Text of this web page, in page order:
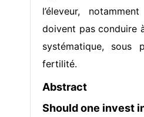
l’éleveur,
doivent pas conduire
systématique, sous
fertilité.
Abstract
Should one invest